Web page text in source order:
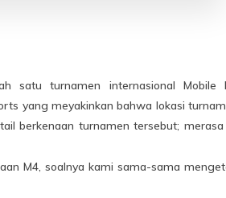
satu turnamen internasional Mobile
yang meyakinkan bahwa lokasi
berkenaan turnamen tersebut;
M4, soalnya kami sama-sama